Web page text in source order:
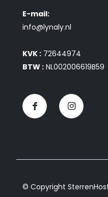
E-mail:
info@lynaly.nl
KVK : 72644974
BTW : NL002006619B59
© Copyright